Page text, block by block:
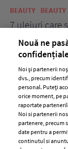
BEAUTY
7 uleiuri care
părului
ELLE
2024
Nouă ne
Noi și partenerii
dvs., precum
personal. Puteți
orice moment, pe
raportate
Noi si partenerii
partenere, precum
date pentru a
continutul si